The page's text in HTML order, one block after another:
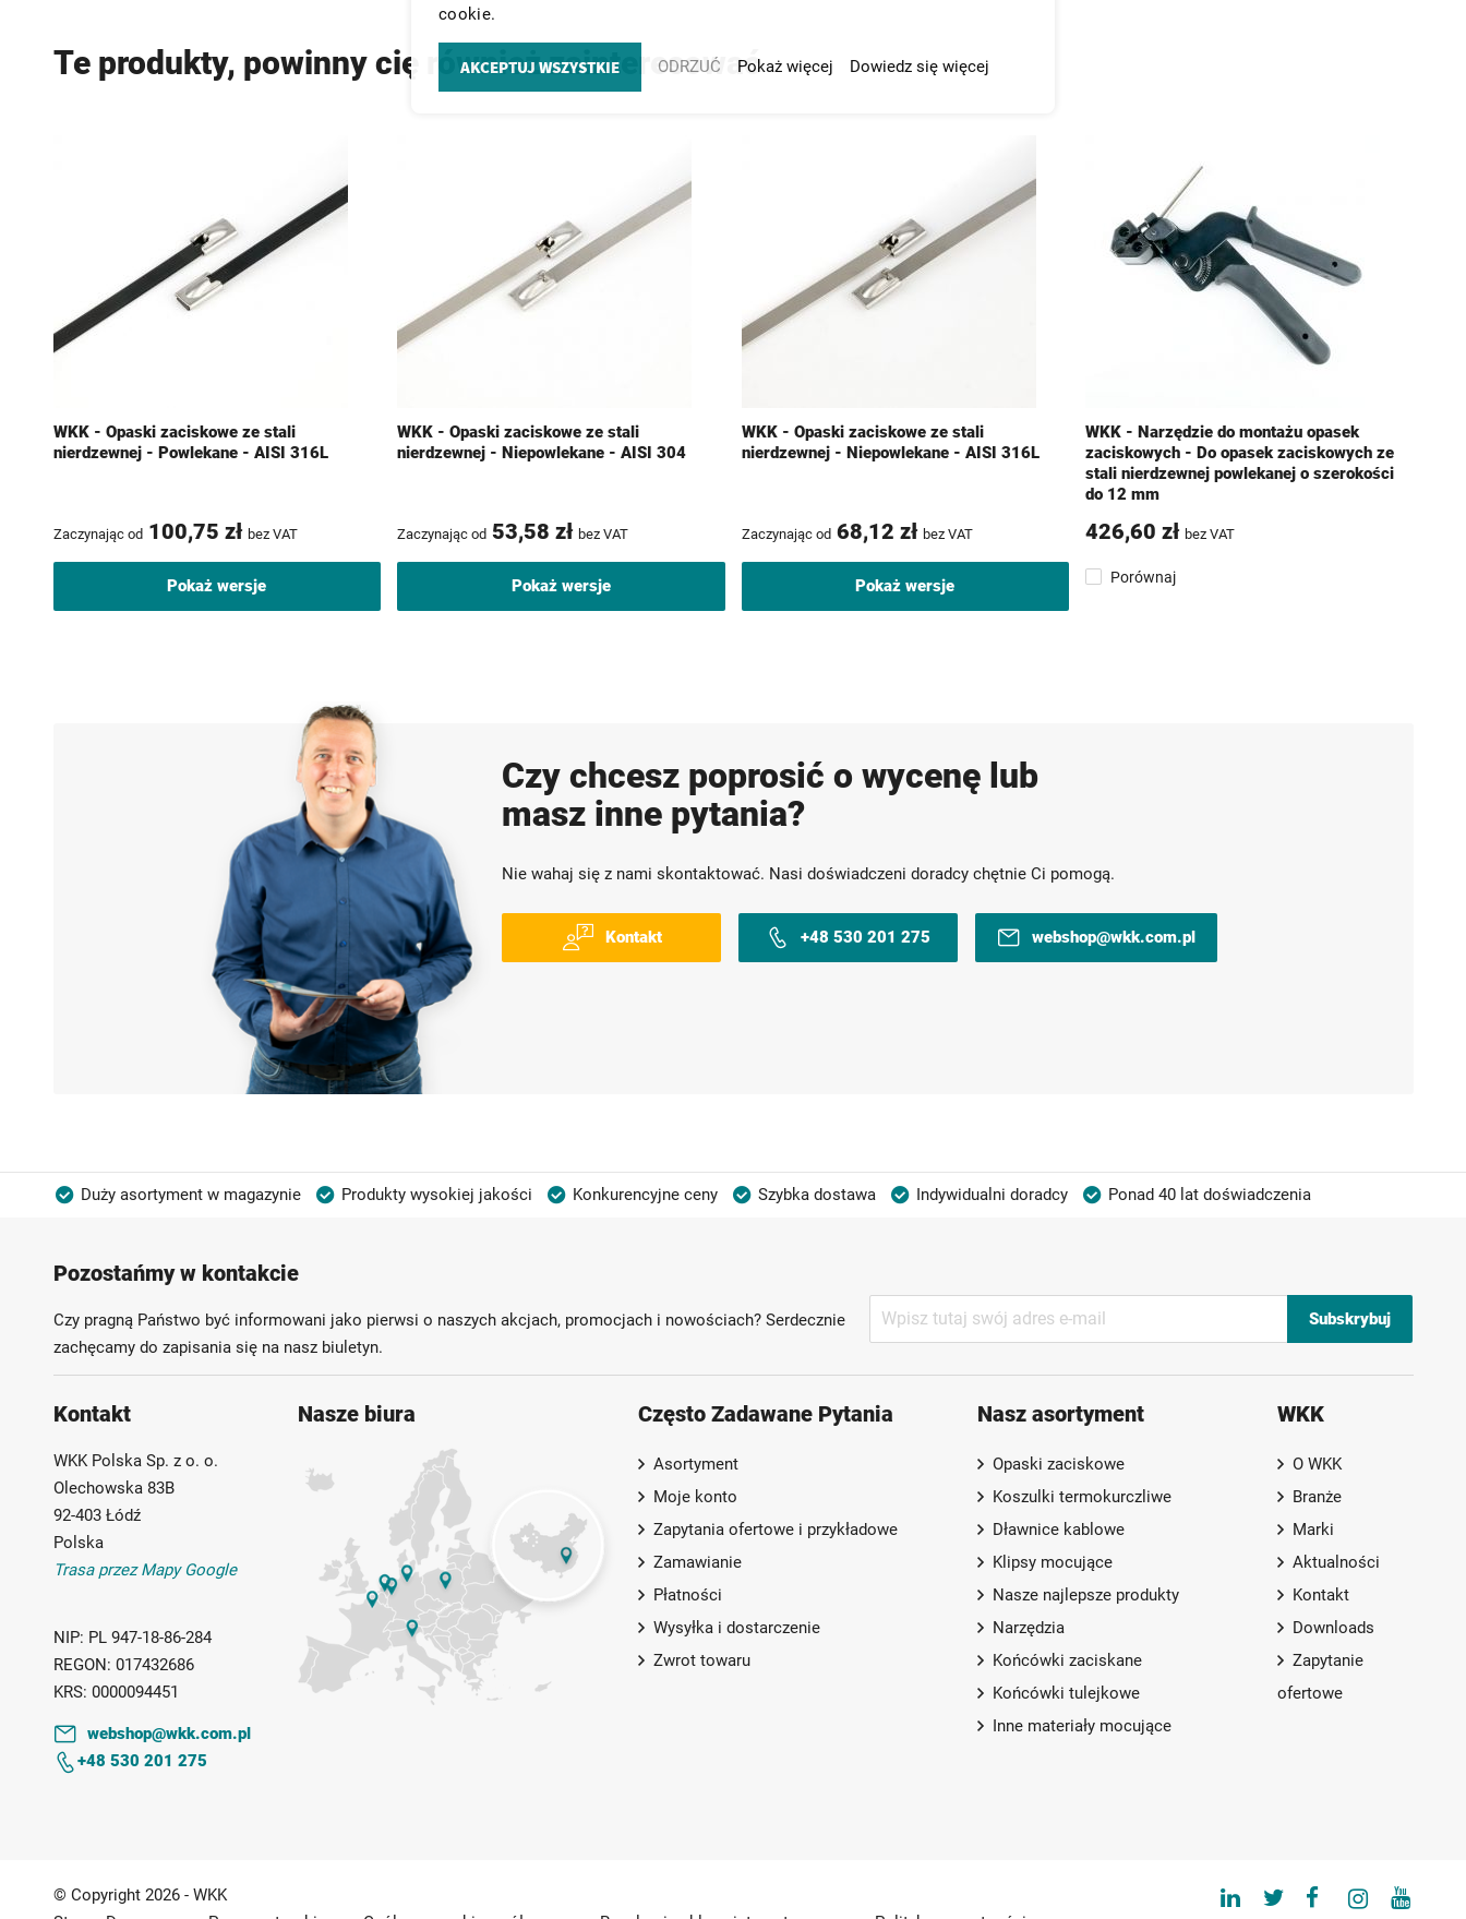
Te produkty, powinny cię również zainteresować
WKK - Opaski zaciskowe ze stali
nierdzewnej - Powlekane - AISI 316L
Zaczynając od 100,75 zł bez VAT
Pokaż wersje
WKK - Opaski zaciskowe ze stali
nierdzewnej - Niepowlekane - AISI 304
Zaczynając od 53,58 zł bez VAT
Pokaż wersje
WKK - Opaski zaciskowe ze stali
nierdzewnej - Niepowlekane - AISI 316L
Zaczynając od 68,12 zł bez VAT
Pokaż wersje
WKK - Narzędzie do montażu opasek
zaciskowych - Do opasek zaciskowych ze
stali nierdzewnej powlekanej o szerokości
do 12 mm
426,60 zł bez VAT
Porównaj
Czy chcesz poprosić o wycenę lub
masz inne pytania?
Nie wahaj się z nami skontaktować. Nasi doświadczeni doradcy chętnie Ci pomogą.
Kontakt +48 530 201 275 webshop@wkk.com.pl
Duży asortyment w magazynie Produkty wysokiej jakości Konkurencyjne ceny Szybka dostawa Indywidualni doradcy
Ponad 40 lat doświadczenia
Pozostańmy w kontakcie
Czy pragną Państwo być informowani jako pierwsi o naszych akcjach, promocjach i nowościach? Serdecznie
zachęcamy do zapisania się na nasz biuletyn.
nasz
Subskrybuj
Kontakt
WKK Polska Sp. z o. o.
Olechowska 83B
92-403 Łódź
Polska
Trasa przez Mapy Google
NIP: PL 947-18-86-284
REGON: 017432686
KRS: 0000094451
webshop@wkk.com.pl
+48 530 201 275
Nasze biura Często Zadawane Pytania
Asortyment
Moje konto
Zapytania ofertowe i przykładowe
Zamawianie
Płatności
Wysyłka i dostarczenie
Zwrot towaru
Nasz asortyment
Opaski zaciskowe
Koszulki termokurczliwe
Dławnice kablowe
Klipsy mocujące
Nasze najlepsze produkty
Narzędzia
Końcówki zaciskane
Końcówki tulejkowe
Inne materiały mocujące
WKK
O WKK
Branże
Marki
Aktualności
Kontakt
Downloads
Zapytanie
ofertowe
© Copyright 2026 - WKK
cookie.
AKCEPTUJ WSZYSTKIE ODRZUĆ Pokaż więcej Dowiedz się więcej